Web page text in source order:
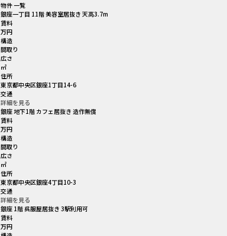
物件 一覧
銀座一丁目 11階 美容室居抜き 天高3.7m
賃料
万円
構造
間取り
広さ
㎡
住所
東京都中央区銀座1丁目14-6
交通
詳細を見る
銀座 地下1階 カフェ居抜き 造作無償
賃料
万円
構造
間取り
広さ
㎡
住所
東京都中央区銀座4丁目10-3
交通
詳細を見る
銀座 1階 呉服屋居抜き 3駅利用可
賃料
万円